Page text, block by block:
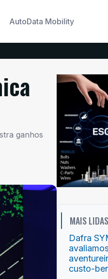
AutoData Mobility
ganhos
MAIS LIDAS
Dafra
custo-